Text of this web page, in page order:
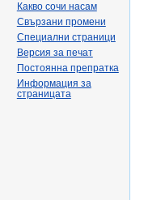
Какво сочи насам
Свързани промени
Специални страници
Версия за печат
Постоянна препратка
Информация за
страницата